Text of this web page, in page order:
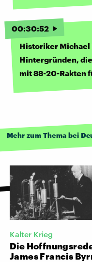
00:30:52
Historiker Michael
Hintergründen,
mit SS-20-Rakten
Mehr zum Thema bei
Kalter Krieg
Die
James Francis